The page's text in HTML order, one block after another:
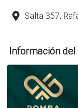
Salta 357,
Información